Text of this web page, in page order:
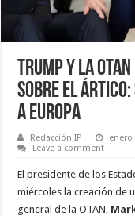
Trump y la
sobre el Ártico:
a Europa
Redacción IP enero
Leave a comment
El presidente de los
miércoles la creación de
general de la OTAN,